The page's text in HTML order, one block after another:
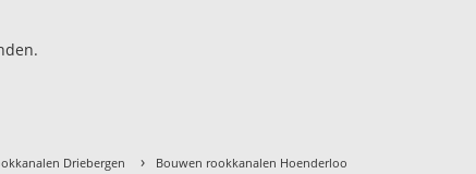
Driebergen › Bouwen rookkanalen Hoenderloo